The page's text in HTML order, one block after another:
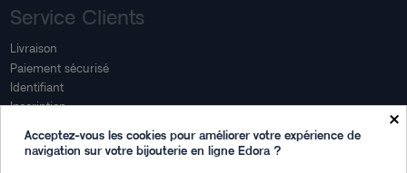
Service Clients
Livraison
Paiement sécurisé
Identifiant
Inscription
Mon espace
×
Acceptez-vous les cookies pour améliorer votre expérience de
navigation sur votre bijouterie en ligne Edora ?